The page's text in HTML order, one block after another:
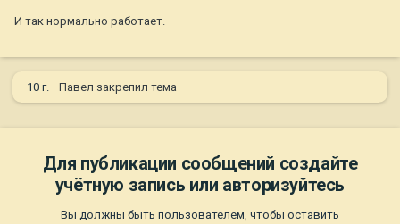
И так нормально работает.
10 г. Павел закрепил тема
Для публикации сообщений создайте
учётную запись или авторизуйтесь
Вы должны быть пользователем, чтобы оставить